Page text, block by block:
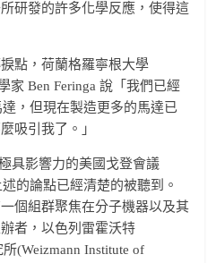
研發的許多化學反應，使得這
點，荷蘭格羅寧根大學
家 Ben Feringa 說「我們已經
，但現在製造更多的馬達已
吸引我了。」
具影響力的美國戈登會議
的論點已經清楚的被聽到。
個組群聚焦在分子機器以及其
者，以色列雷霍沃特
(Weizmann Institute of